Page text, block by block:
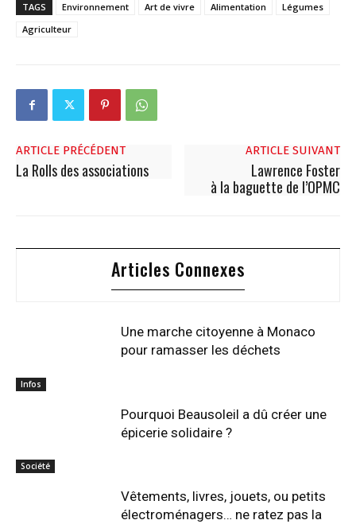
TAGS Environnement Art de vivre Alimentation
Légumes
Agriculteur
ARTICLE PRÉCÉDENT
La Rolls des associations
ARTICLE SUIVANT
Lawrence Foster
à la baguette de l’OPMC
Articles Connexes
Infos
Une marche citoyenne à Monaco
pour ramasser les déchets
Société
Pourquoi Beausoleil a dû créer une
épicerie solidaire ?
Vêtements, livres, jouets, ou petits
électroménagers… ne ratez pas la